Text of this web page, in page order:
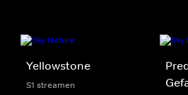
Yellowstone
S1 streamen